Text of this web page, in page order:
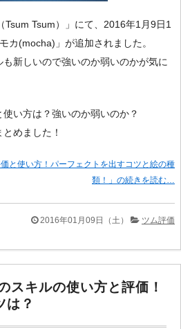
Tsum Tsum）」にて、2016年1月9日1
カ(mocha)」が追加されました。
新しいので強いのか弱いのかが気に
い方は？強いのか弱いのか？
めました！
価と使い方！パーフェクトを出すコツと絵の種
類！」の続きを読む…
2016年01月09日（土） ツム評価
スキルの使い方と評価！
は？